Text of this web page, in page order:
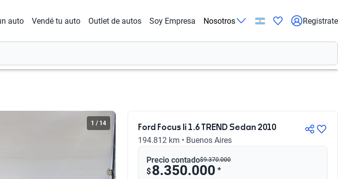
auto Vendé tu auto Outlet de autos Soy Empresa Nosotros Registrate
Ford Focus Ii 1.6 TREND Sedan 2010
194.812 km • Buenos Aires
Precio contado$9.370.000
$8.350.000 *
1 / 14